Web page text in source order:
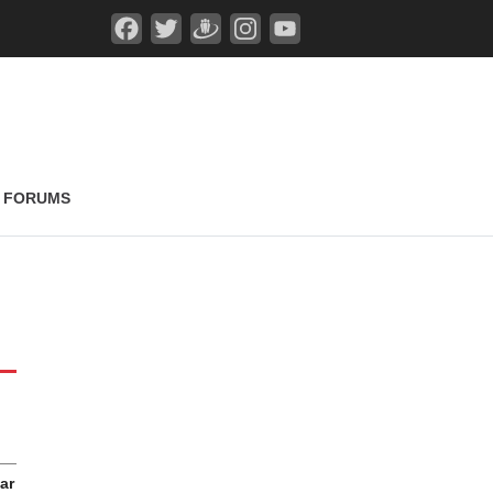
FORUMS